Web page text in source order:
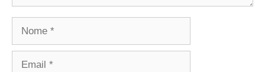
Nome
Email